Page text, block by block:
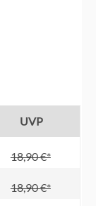
UVP
18,90 €*
18,90 €*